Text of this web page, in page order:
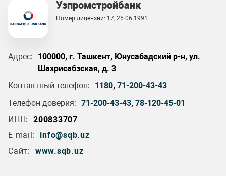
Узпромстройбанк
Номер лицензии: 17, 25.06.1991
Адрес:
100000, г. Ташкент, Юнусабадский р-н, ул.
Шахрисабзская, д. 3
Контактный телефон:
1180, 71-200-43-43
Телефон доверия: 71-200-43-43, 78-120-45-01
ИНН:
200833707
E-mail:
info@sqb.uz
Сайт:
www.sqb.uz